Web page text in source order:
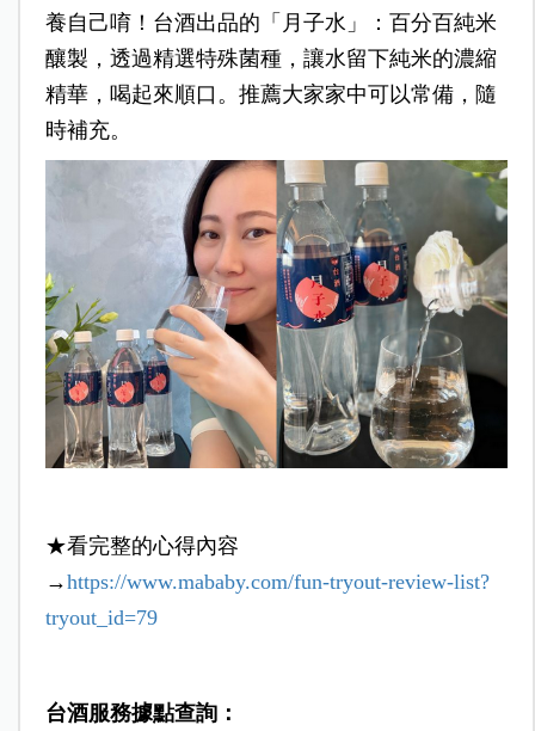
養自己唷！台酒出品的「月子水」：百分百純米
釀製，透過精選特殊菌種，讓水留下純米的濃縮
精華，喝起來順口。推薦大家家中可以常備，隨
時補充。
★看完整的心得內容
→https://www.mababy.com/fun-tryout-review-list?
tryout_id=79
台酒服務據點查詢：